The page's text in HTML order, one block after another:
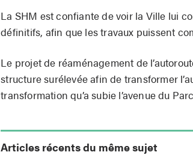
La SHM est confiante de voir la Ville lui
définitifs, afin que les travaux puissent
Le projet de réaménagement de
structure surélevée afin de transformer
transformation qu’a subie l’avenue du
Articles récents du même sujet